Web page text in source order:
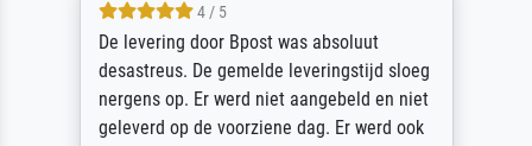
4 / 5
De levering door Bpost was absoluut
desastreus. De gemelde leveringstijd sloeg
nergens op. Er werd niet aangebeld en niet
geleverd op de voorziene dag. Er werd ook